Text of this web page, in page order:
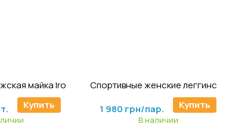
Купить 1 980 грн/пар. Купить
В наличии